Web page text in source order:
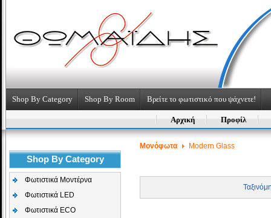
Shop By Category Shop By Room Βρείτε το φωτιστικό που ψάχνετε!
Αρχική Προφίλ
Shop By Category
Φωτιστικά Μοντέρνα
Φωτιστικά LED
Φωτιστικά ECO
Μονόφωτα Modern Glass